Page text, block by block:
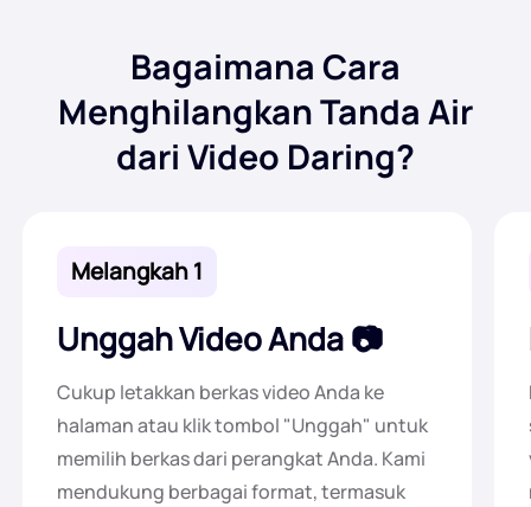
Bagaimana Cara
Menghilangkan Tanda Air
dari Video Daring?
Melangkah 1
Unggah Video Anda
Cukup letakkan berkas video Anda ke
halaman atau klik tombol "Unggah" untuk
memilih berkas dari perangkat Anda. Kami
mendukung berbagai format, termasuk